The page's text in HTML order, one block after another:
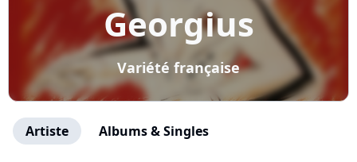
Georgius
Variété française
Artiste Albums & Singles